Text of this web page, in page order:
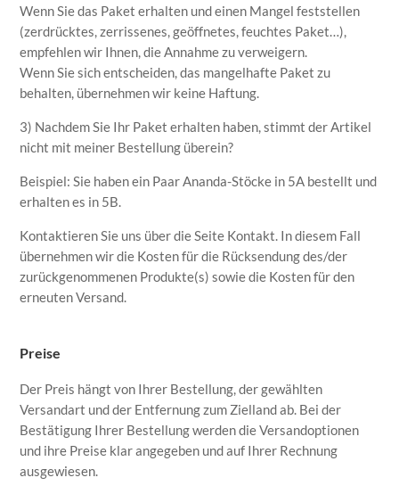
Wenn Sie das Paket erhalten und einen Mangel feststellen
(zerdrücktes, zerrissenes, geöffnetes, feuchtes Paket…),
empfehlen wir Ihnen, die Annahme zu verweigern.
Wenn Sie sich entscheiden, das mangelhafte Paket zu
behalten, übernehmen wir keine Haftung.
3) Nachdem Sie Ihr Paket erhalten haben, stimmt der Artikel
nicht mit meiner Bestellung überein?
Beispiel: Sie haben ein Paar Ananda-Stöcke in 5A bestellt und
erhalten es in 5B.
Kontaktieren Sie uns über die Seite Kontakt. In diesem Fall
übernehmen wir die Kosten für die Rücksendung des/der
zurückgenommenen Produkte(s) sowie die Kosten für den
erneuten Versand.
Preise
Der Preis hängt von Ihrer Bestellung, der gewählten
Versandart und der Entfernung zum Zielland ab. Bei der
Bestätigung Ihrer Bestellung werden die Versandoptionen
und ihre Preise klar angegeben und auf Ihrer Rechnung
ausgewiesen.